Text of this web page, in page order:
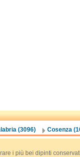
(3096) Cosenza
i più bei dipinti